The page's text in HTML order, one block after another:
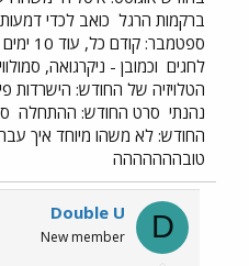
ברקמות הרגל כואב לכדי
ספטמבר: קודם כל, עוד 10 ימים - נגמר המלווה
לחגים וכמובן - ניקרגואה,
הטלויזיה של החודש: הישרדות
נהנתי סרט החודש: ההתחלה
החודש: לא משהו מיוחד איך
טובההההההה
D
Double U
New member